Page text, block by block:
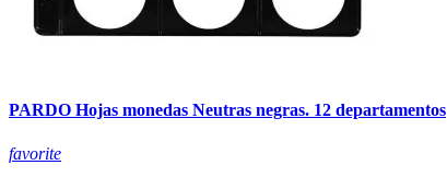
PARDO Hojas monedas Neutras negras. 12 departamentos
favorite